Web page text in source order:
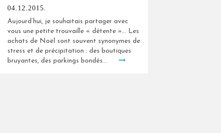
04.12.2015.
Aujourd’hui, je souhaitais partager avec
vous une petite trouvaille « détente »… Les
achats de Noël sont souvent synonymes de
stress et de précipitation : des boutiques
bruyantes, des parkings bondés...